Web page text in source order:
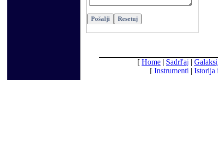
[ Home | Sadrľaj |
[ Instrumenti | Istorija